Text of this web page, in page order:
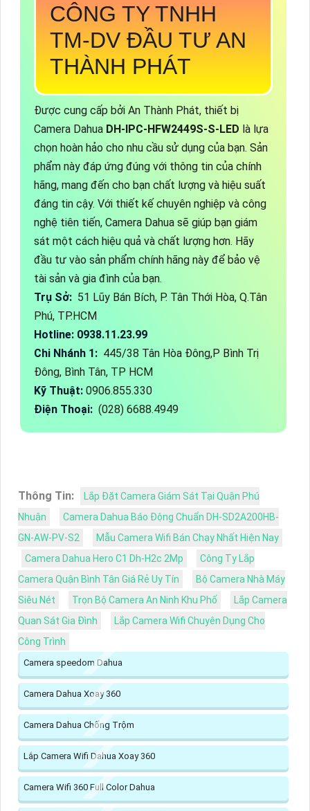
CÔNG TY TNHH
TM-DV ĐẦU TƯ AN
THÀNH PHÁT
Được cung cấp bởi An Thành Phát, thiết bị
Camera Dahua DH-IPC-HFW2449S-S-LED là lựa
chọn hoàn hảo cho nhu cầu sử dụng của bạn. Sản
phẩm này đáp ứng đúng với thông tin của chính
hãng, mang đến cho bạn chất lượng và hiệu suất
đáng tin cậy. Với thiết kế chuyên nghiệp và công
nghệ tiên tiến, Camera Dahua sẽ giúp bạn giám
sát một cách hiệu quả và chất lượng hơn. Hãy
đầu tư vào sản phẩm chính hãng này để bảo vệ
tài sản và gia đình của bạn.
Trụ Sở: 51 Lũy Bán Bích, P. Tân Thới Hòa, Q.Tân
Phú, TP.HCM
Hotline: 0938.11.23.99
Chi Nhánh 1: 445/38 Tân Hòa Đông,P Bình Trị
Đông, Bình Tân, TP HCM
Kỹ Thuật: 0906.855.330
Điện Thoại: (028) 6688.4949
Thông Tin:
Lắp Đặt Camera Giám Sát Tại Quận Phú
Nhuận
Camera Dahua Báo Động Chuẩn DH-SD2A200HB-
GN-AW-PV-S2
Mẫu Camera Wifi Bán Chạy Nhất Hiện Nay
Camera Dahua Hero C1 Dh-H2c 2Mp
Công Ty Lắp
Camera Quận Bình Tân Giá Rẻ Uy Tín
Bộ Camera Nhà Máy
Siêu Nét
Trọn Bộ Camera An Ninh Khu Phố
Lắp Camera
Quan Sát Gia Đình
Lắp Camera Wifi Chuyên Dụng Cho
Công Trình
Camera speedom Dahua
Camera Dahua Xoay 360
Camera Dahua Chống Trộm
Lắp Camera Wifi Dahua Xoay 360
Camera Wifi 360 Full Color Dahua